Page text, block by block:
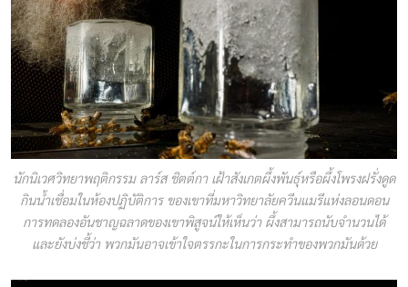
นักนิเวศวิทยาพฤติกรรม ลาร์ส ชิตต์กา เฝ้าสังเกตผึ้งพันธุ์หรือผึ้งโพรงฝรั่งดูด
กินน้ำเชื่อมในห้องปฏิบัติการ ของเขาที่มหาวิทยาลัยควีนแมรีแห่งลอนดอน
การทดลองอันชาญฉลาดของเขาพิสูจน์ให้เห็นว่า ผึ้งสามารถนับจำนวนได้
และยังบ่งชี้ว่า พวกมันอาจเข้าใจตรรกะในการกระทำของพวกมันด้วย